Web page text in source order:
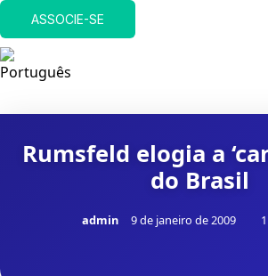
ASSOCIE-SE
Rumsfeld elogia a
do Brasil
admin 9 de janeiro de 2009